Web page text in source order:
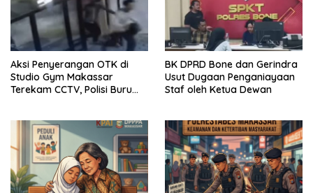
Aksi Penyerangan OTK di
Studio Gym Makassar
Terekam CCTV, Polisi Buru
BK DPRD Bone dan Gerindra
Usut Dugaan Penganiayaan
Staf oleh Ketua Dewan